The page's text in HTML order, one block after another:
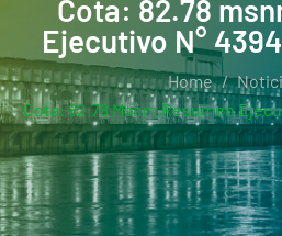
Cota: 82.78
Ejecutivo N°
Home
Cota: 82.78 Msnm.Resumen